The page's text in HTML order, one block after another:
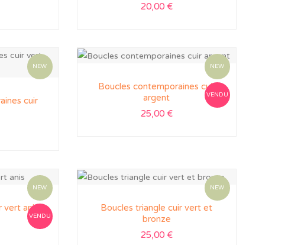
20,00 €
NEW
cuir
NEW
VENDU
Boucles contemporaines cuir
argent
25,00 €
NEW
VENDU
vert anis
NEW
Boucles triangle cuir vert et
bronze
25,00 €